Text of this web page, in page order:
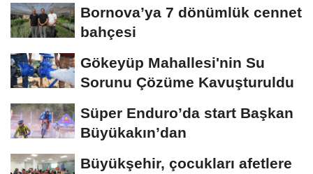
Bornova’ya 7 dönümlük cennet
bahçesi
Gökeyüp Mahallesi'nin Su
Sorunu Çözüme Kavuşturuldu
Süper Enduro’da start Başkan
Büyükakın’dan
Büyükşehir, çocukları afetlere